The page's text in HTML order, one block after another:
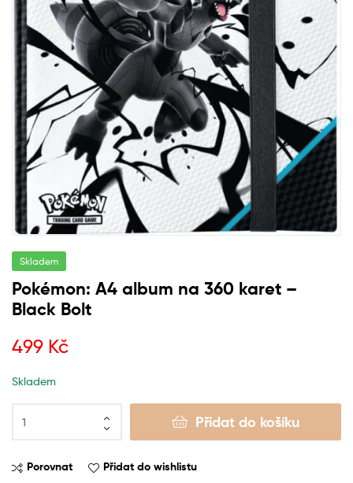
Skladem
Pokémon: A4 album na 360 karet –
Black Bolt
499 Kč
Skladem
Přidat do košíku
Porovnat Přidat do wishlistu